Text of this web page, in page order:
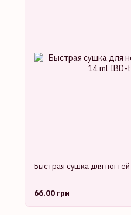
Быстрая сушка для
66.00 грн